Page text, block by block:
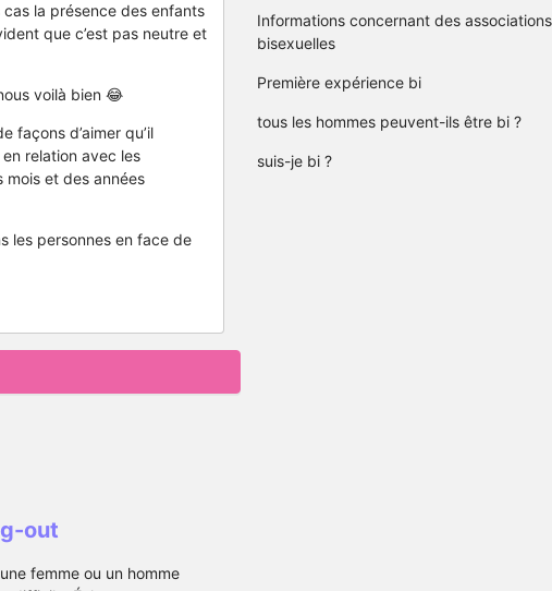
la présence des enfants
que c’est pas neutre et
voilà bien 😂
façons d’aimer qu’il
relation avec les
mois et des années
les personnes en face de
out
femme ou un homme
Informations concernant des associations
bisexuelles
Première expérience bi
tous les hommes peuvent-ils être bi ?
suis-je bi ?